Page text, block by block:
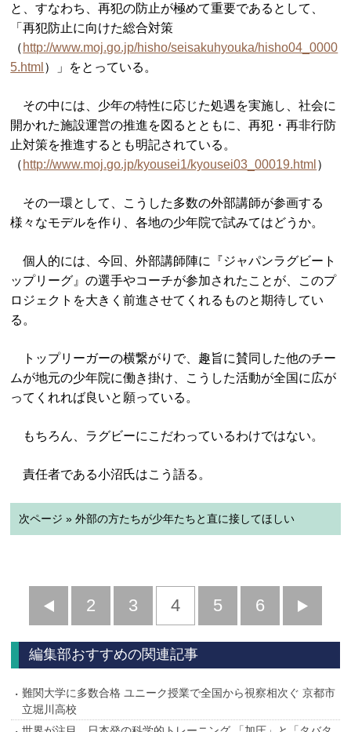
と、すなわち、再犯の防止が極めて重要であるとして、
「再犯防止に向けた総合対策
（ http://www.moj.go.jp/hisho/seisakuhyouka/hisho04_0000
5.html ）」をとっている。
その中には、少年の特性に応じた処遇を実施し、社会に
開かれた施設運営の推進を図るとともに、再犯・再非行防
止対策を推進するとも明記されている。
（ http://www.moj.go.jp/kyousei1/kyousei03_00019.html ）
その一環として、こうした多数の外部講師が参画する
様々なモデルを作り、各地の少年院で試みてはどうか。
個人的には、今回、外部講師陣に『ジャパンラグビート
ップリーグ』の選手やコーチが参加されたことが、このプ
ロジェクトを大きく前進させてくれるものと期待してい
る。
トップリーガーの横繋がりで、趣旨に賛同した他のチー
ムが地元の少年院に働き掛け、こうした活動が全国に広が
ってくれれば良いと願っている。
もちろん、ラグビーにこだわっているわけではない。
責任者である小沼氏はこう語る。
次ページ » 外部の方たちが少年たちと直に接してほしい
前
へ
2 3 4 5 6
へ
編集部おすすめの関連記事
難関大学に多数合格 ユニーク授業で全国から視察相次ぐ 京都市
立堀川高校